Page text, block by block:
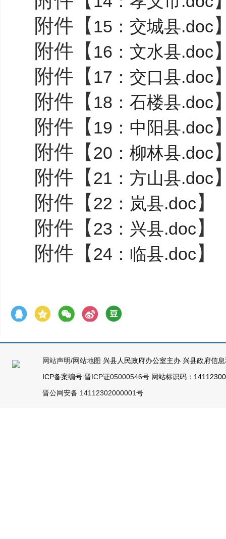
附件【 15：交城县.doc
附件【 16：文水县.doc
附件【 17：交口县.doc
附件【 18：石楼县.doc
附件【 19：中阳县.doc
附件【 20：柳林县.doc
附件【 21：方山县.doc
附件【 22：岚县.doc 】
附件【 23：兴县.doc 】
附件【 24：临县.doc 】
网站声明/网站地图 兴县人民政府办公室主办 兴县政府信
ICP备案编号:晋ICP证05000546号 网站标识码：
晋公网安备 14112302000001号